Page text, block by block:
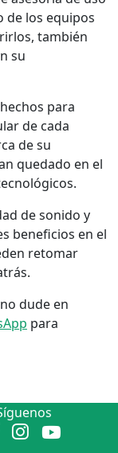
de los equipos
también
su
para
de cada
de su
quedado en el
de sonido y
beneficios en el
retomar
dude en
para